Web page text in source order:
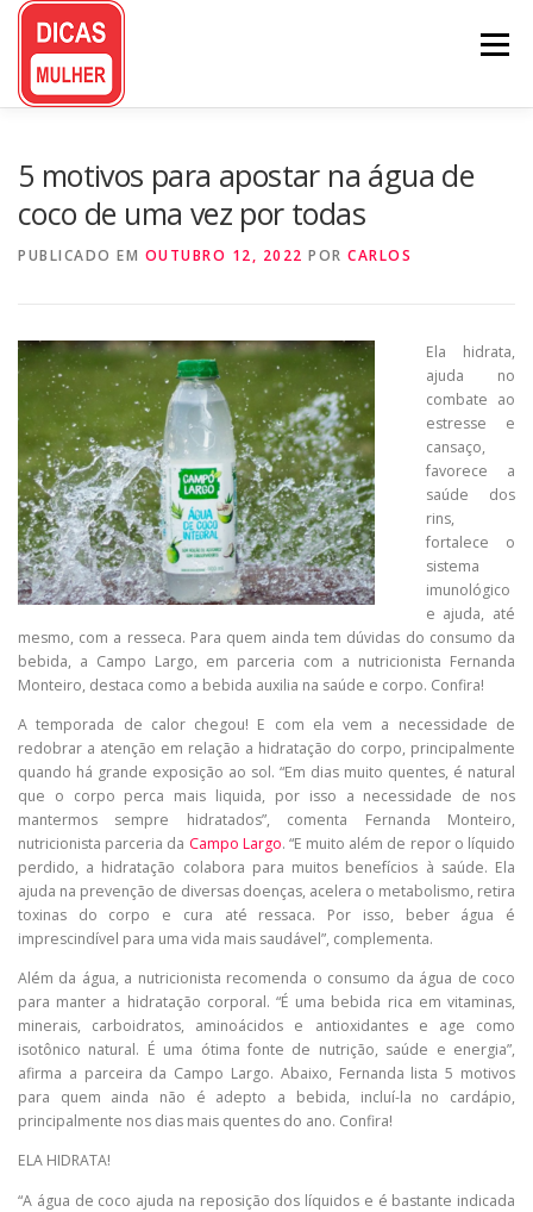
Pular
conteúdo
Menu
5 motivos para apostar na água de
coco de uma vez por todas
PUBLICADO EM OUTUBRO 12, 2022 POR CARLOS
Ela hidrata,
ajuda no
combate ao
estresse e
cansaço,
favorece a
saúde dos
rins,
fortalece o
sistema
imunológico
e ajuda, até
mesmo, com a resseca. Para quem ainda tem dúvidas do consumo da
bebida, a Campo Largo, em parceria com a nutricionista Fernanda
Monteiro, destaca como a bebida auxilia na saúde e corpo. Confira!
A temporada de calor chegou! E com ela vem a necessidade de
redobrar a atenção em relação a hidratação do corpo, principalmente
quando há grande exposição ao sol. “Em dias muito quentes, é natural
que o corpo perca mais liquida, por isso a necessidade de nos
mantermos sempre hidratados”, comenta Fernanda Monteiro,
nutricionista parceria da Campo Largo. “E muito além de repor o líquido
perdido, a hidratação colabora para muitos benefícios à saúde. Ela
ajuda na prevenção de diversas doenças, acelera o metabolismo, retira
toxinas do corpo e cura até ressaca. Por isso, beber água é
imprescindível para uma vida mais saudável”, complementa.
Além da água, a nutricionista recomenda o consumo da água de coco
para manter a hidratação corporal. “É uma bebida rica em vitaminas,
minerais, carboidratos, aminoácidos e antioxidantes e age como
isotônico natural. É uma ótima fonte de nutrição, saúde e energia”,
afirma a parceira da Campo Largo. Abaixo, Fernanda lista 5 motivos
para quem ainda não é adepto a bebida, incluí-la no cardápio,
principalmente nos dias mais quentes do ano. Confira!
ELA HIDRATA!
“A água de coco ajuda na reposição dos líquidos e é bastante indicada